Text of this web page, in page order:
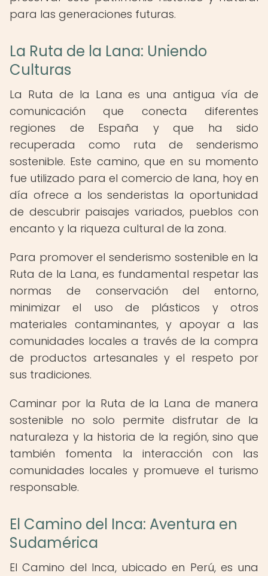
para las generaciones futuras.
La Ruta de la Lana: Uniendo
Culturas
La Ruta de la Lana es una antigua vía de
comunicación que conecta diferentes
regiones de España y que ha sido
recuperada como ruta de senderismo
sostenible. Este camino, que en su momento
fue utilizado para el comercio de lana, hoy en
día ofrece a los senderistas la oportunidad
de descubrir paisajes variados, pueblos con
encanto y la riqueza cultural de la zona.
Para promover el senderismo sostenible en la
Ruta de la Lana, es fundamental respetar las
normas de conservación del entorno,
minimizar el uso de plásticos y otros
materiales contaminantes, y apoyar a las
comunidades locales a través de la compra
de productos artesanales y el respeto por
sus tradiciones.
Caminar por la Ruta de la Lana de manera
sostenible no solo permite disfrutar de la
naturaleza y la historia de la región, sino que
también fomenta la interacción con las
comunidades locales y promueve el turismo
responsable.
El Camino del Inca: Aventura en
Sudamérica
El Camino del Inca, ubicado en Perú, es una